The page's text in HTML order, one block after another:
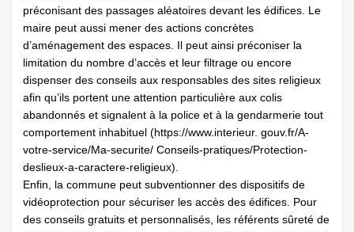
préconisant des passages aléatoires devant les édifices. Le
maire peut aussi mener des actions concrètes
d’aménagement des espaces. Il peut ainsi préconiser la
limitation du nombre d’accès et leur filtrage ou encore
dispenser des conseils aux responsables des sites religieux
afin qu’ils portent une attention particulière aux colis
abandonnés et signalent à la police et à la gendarmerie tout
comportement inhabituel (https://www.interieur. gouv.fr/A-
votre-service/Ma-securite/ Conseils-pratiques/Protection-
deslieux-a-caractere-religieux).
Enfin, la commune peut subventionner des dispositifs de
vidéoprotection pour sécuriser les accès des édifices. Pour
des conseils gratuits et personnalisés, les référents sûreté de